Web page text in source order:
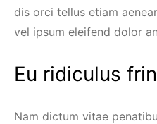
dis orci tellus etiam
vel ipsum eleifend dolor
Eu ridiculus
Nam dictum vitae